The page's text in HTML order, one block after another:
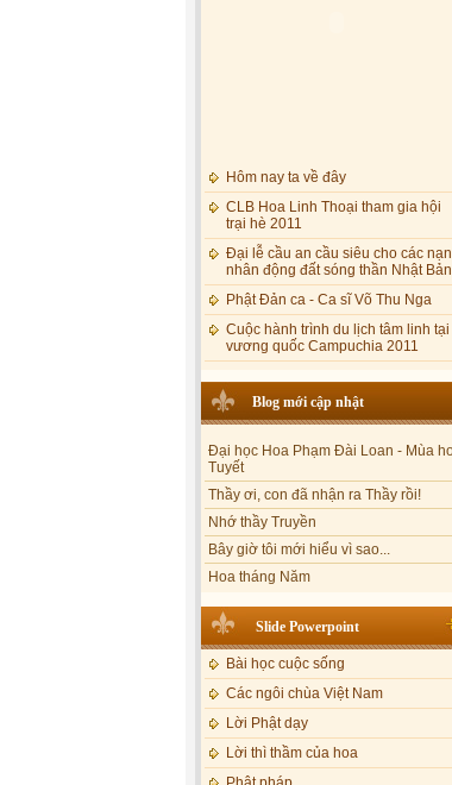
Hôm nay ta về đây
CLB Hoa Linh Thoại tham gia hội
trại hè 2011
Đại lễ cầu an cầu siêu cho các nạn
nhân động đất sóng thần Nhật Bản
Phật Đản ca - Ca sĩ Võ Thu Nga
Cuộc hành trình du lịch tâm linh tại
vương quốc Campuchia 2011
Blog mới cập nhật
Tuyết
Thầy ơi, con đã nhận ra Thầy rồi!
Nhớ thầy Truyền
Bây giờ tôi mới hiểu vì sao...
Hoa tháng Năm
Cổ phần công đức
Tôi mắc nợ ông Sáu
Đi tìm vũ khúc mùa hè
Mơ màng Phật dạy....
Lời thú tội của chị gái nhỏ nhen
Slide Powerpoint
Bài học cuộc sống
Các ngôi chùa Việt Nam
Lời Phật dạy
Lời thì thầm của hoa